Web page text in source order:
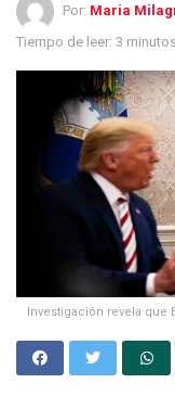
Por: Maria
Tiempo de leer: 3
Investigación revela que